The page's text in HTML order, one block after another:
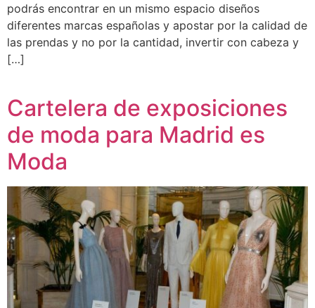
podrás encontrar en un mismo espacio diseños
diferentes marcas españolas y apostar por la calidad de
las prendas y no por la cantidad, invertir con cabeza y
[…]
Cartelera de exposiciones
de moda para Madrid es
Moda